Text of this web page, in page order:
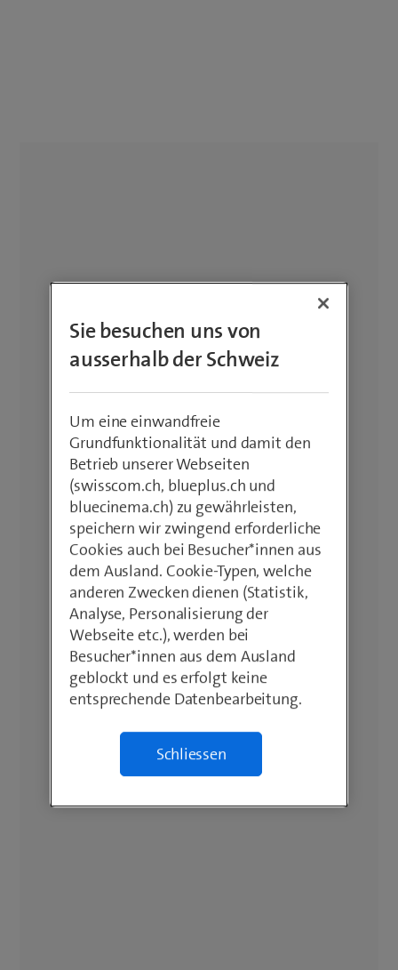
Sie besuchen uns von
ausserhalb der Schweiz
Um eine einwandfreie
Grundfunktionalität und damit den
Betrieb unserer Webseiten
(swisscom.ch, blueplus.ch und
bluecinema.ch) zu gewährleisten,
speichern wir zwingend erforderliche
Cookies auch bei Besucher*innen aus
dem Ausland. Cookie-Typen, welche
anderen Zwecken dienen (Statistik,
Analyse, Personalisierung der
Webseite etc.), werden bei
Besucher*innen aus dem Ausland
geblockt und es erfolgt keine
entsprechende Datenbearbeitung.
Schliessen